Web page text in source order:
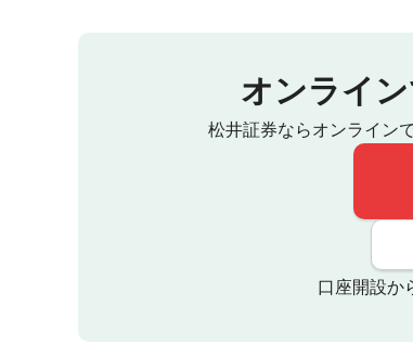
オンライン
松井証券ならオンライン
口座開設か